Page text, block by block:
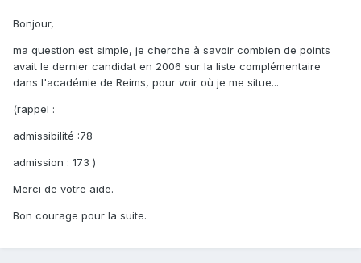
Bonjour,
ma question est simple, je cherche à savoir combien de points
avait le dernier candidat en 2006 sur la liste complémentaire
dans l'académie de Reims, pour voir où je me situe...
(rappel :
admissibilité :78
admission : 173 )
Merci de votre aide.
Bon courage pour la suite.